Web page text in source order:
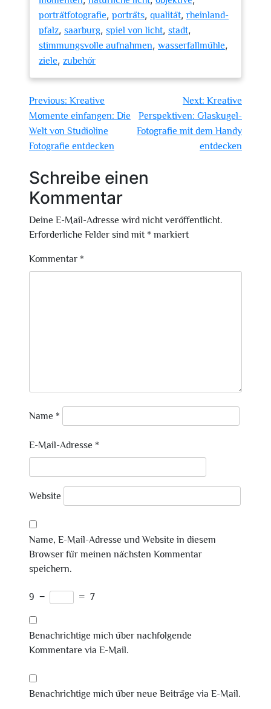
porträtfotografie, porträts, qualität, rheinland-
pfalz, saarburg, spiel von licht, stadt,
stimmungsvolle aufnahmen, wasserfallmühle,
ziele, zubehör
Beitragsnavigation
Previous: Kreative
Momente einfangen: Die
Welt von Studioline
Fotografie entdecken
Next: Kreative
Perspektiven: Glaskugel-
Fotografie mit dem Handy
entdecken
Schreibe einen
Kommentar
Deine E-Mail-Adresse wird nicht veröffentlicht.
Erforderliche Felder sind mit * markiert
Kommentar *
Name *
E-Mail-Adresse *
Website
Name, E-Mail-Adresse und Website in diesem
Browser für meinen nächsten Kommentar
speichern.
9 − = 7
Benachrichtige mich über nachfolgende
Kommentare via E-Mail.
Benachrichtige mich über neue Beiträge via E-Mail.